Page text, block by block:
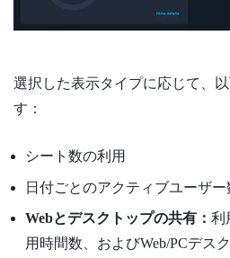
選択した表示タイプに応じて、
す：
シート数の利用
日付ごとのアクティブユーザー
Webとデスクトップの共有： 利
用時間数、およびWeb/PCデス